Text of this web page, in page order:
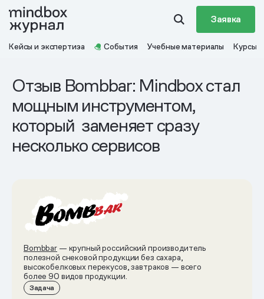
Заявка
Кейсы и экспертиза События Учебные материалы Курсы
Отзыв Bombbar: Mindbox стал
мощным инструментом,
который заменяет сразу
несколько сервисов
Bombbar — крупный российский производитель
полезной снековой продукции без сахара,
высокобелковых перекусов, завтраков — всего
более 90 видов продукции.
Задача